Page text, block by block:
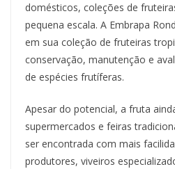
domésticos, coleções de
pequena escala. A Embrapa
em sua coleção de fruteiras
conservação, manutenção e
de espécies frutíferas.
Apesar do potencial, a fruta
supermercados e feiras
ser encontrada com mais
produtores, viveiros